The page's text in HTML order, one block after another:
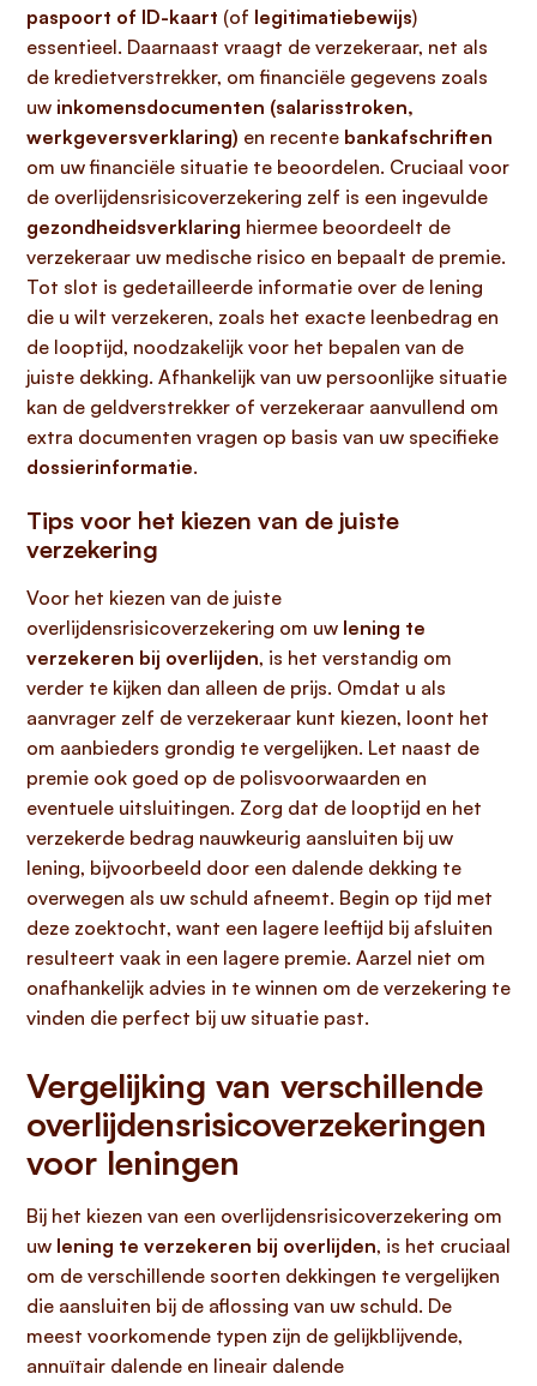
paspoort of ID-kaart (of legitimatiebewijs)
essentieel. Daarnaast vraagt de verzekeraar, net als
de kredietverstrekker, om financiële gegevens zoals
uw inkomensdocumenten (salarisstroken,
werkgeversverklaring) en recente bankafschriften
om uw financiële situatie te beoordelen. Cruciaal voor
de overlijdensrisicoverzekering zelf is een ingevulde
gezondheidsverklaring hiermee beoordeelt de
verzekeraar uw medische risico en bepaalt de premie.
Tot slot is gedetailleerde informatie over de lening
die u wilt verzekeren, zoals het exacte leenbedrag en
de looptijd, noodzakelijk voor het bepalen van de
juiste dekking. Afhankelijk van uw persoonlijke situatie
kan de geldverstrekker of verzekeraar aanvullend om
extra documenten vragen op basis van uw specifieke
dossierinformatie.
Tips voor het kiezen van de juiste
verzekering
Voor het kiezen van de juiste
overlijdensrisicoverzekering om uw lening te
verzekeren bij overlijden, is het verstandig om
verder te kijken dan alleen de prijs. Omdat u als
aanvrager zelf de verzekeraar kunt kiezen, loont het
om aanbieders grondig te vergelijken. Let naast de
premie ook goed op de polisvoorwaarden en
eventuele uitsluitingen. Zorg dat de looptijd en het
verzekerde bedrag nauwkeurig aansluiten bij uw
lening, bijvoorbeeld door een dalende dekking te
overwegen als uw schuld afneemt. Begin op tijd met
deze zoektocht, want een lagere leeftijd bij afsluiten
resulteert vaak in een lagere premie. Aarzel niet om
onafhankelijk advies in te winnen om de verzekering te
vinden die perfect bij uw situatie past.
Vergelijking van verschillende
overlijdensrisicoverzekeringen
voor leningen
Bij het kiezen van een overlijdensrisicoverzekering om
uw lening te verzekeren bij overlijden, is het cruciaal
om de verschillende soorten dekkingen te vergelijken
die aansluiten bij de aflossing van uw schuld. De
meest voorkomende typen zijn de gelijkblijvende,
annuïtair dalende en lineair dalende